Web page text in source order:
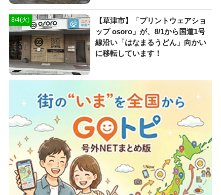
8/4(火)
【草津市】「プリントウェアショ
ップ osoro」が、8/1から国道1号
線沿い「はなまるうどん」向かい
に移転しています！